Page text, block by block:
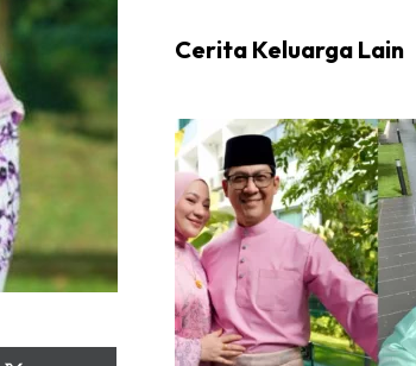
Cerita Keluarga Lain